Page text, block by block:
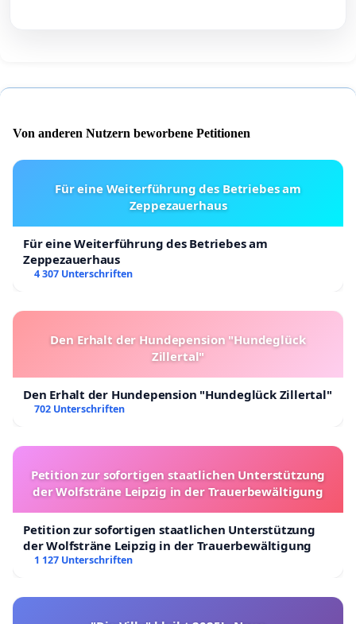
Von anderen Nutzern beworbene Petitionen
Für eine Weiterführung des Betriebes am
Zeppezauerhaus
Für eine Weiterführung des Betriebes am
Zeppezauerhaus
4 307 Unterschriften
Den Erhalt der Hundepension "Hundeglück
Zillertal"
Den Erhalt der Hundepension "Hundeglück Zillertal"
702 Unterschriften
Petition zur sofortigen staatlichen Unterstützung
der Wolfsträne Leipzig in der Trauerbewältigung
Petition zur sofortigen staatlichen Unterstützung
der Wolfsträne Leipzig in der Trauerbewältigung
1 127 Unterschriften